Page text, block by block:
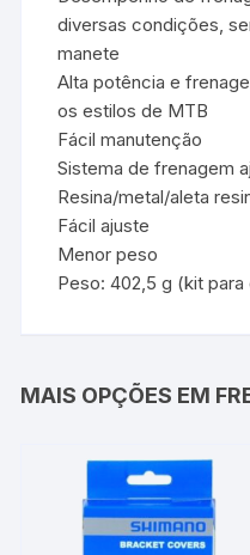
diversas condições,
manete
Alta potência e
os estilos de MTB
Fácil manutenção
Sistema de frenagem
Resina/metal/aleta
Fácil ajuste
Menor peso
Peso: 402,5 g (kit para
MAIS OPÇÕES EM